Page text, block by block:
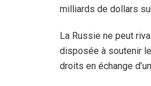
milliards de dollars
La Russie ne peut
disposée à soutenir
droits en échange